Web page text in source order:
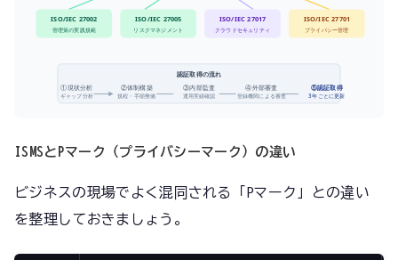
ISO/IEC 27002
管理策の実践規範
ISO/IEC 27005
リスクマネジメント
ISO/IEC 27017
クラウドセキュリティ
ISO/IEC 27701
プライバシー管理
認証取得の流れ
①現状分析
ギャップ分析
②体制構築
規程・手順整備
③内部監査
運用実績確認
④外部審査
登録機関による審査
⑤認証取得
3年ごとに更新
ISMSとPマーク（プライバシーマーク）の違い
ビジネスの現場でよく混同される「Pマーク」との違い
を整理しておきましょう。